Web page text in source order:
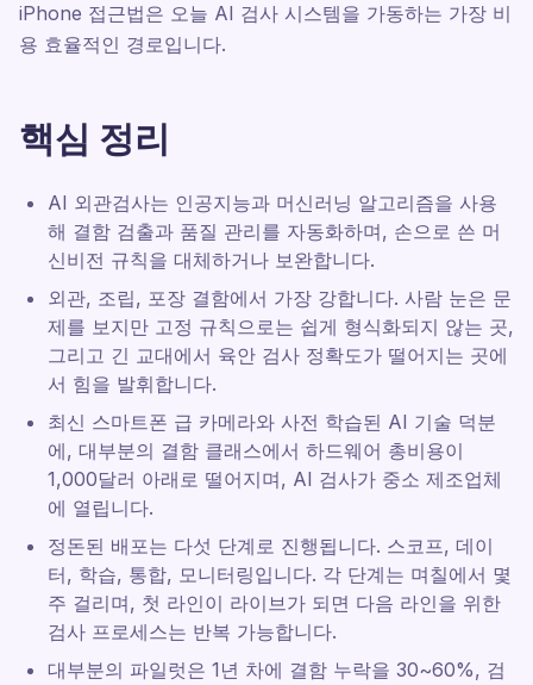
iPhone 접근법은 오늘 AI 검사 시스템을 가동하는 가장 비
용 효율적인 경로입니다.
핵심 정리
AI 외관검사는 인공지능과 머신러닝 알고리즘을 사용
해 결함 검출과 품질 관리를 자동화하며, 손으로 쓴 머
신비전 규칙을 대체하거나 보완합니다.
외관, 조립, 포장 결함에서 가장 강합니다. 사람 눈은 문
제를 보지만 고정 규칙으로는 쉽게 형식화되지 않는 곳,
그리고 긴 교대에서 육안 검사 정확도가 떨어지는 곳에
서 힘을 발휘합니다.
최신 스마트폰 급 카메라와 사전 학습된 AI 기술 덕분
에, 대부분의 결함 클래스에서 하드웨어 총비용이
1,000달러 아래로 떨어지며, AI 검사가 중소 제조업체
에 열립니다.
정돈된 배포는 다섯 단계로 진행됩니다. 스코프, 데이
터, 학습, 통합, 모니터링입니다. 각 단계는 며칠에서 몇
주 걸리며, 첫 라인이 라이브가 되면 다음 라인을 위한
검사 프로세스는 반복 가능합니다.
대부분의 파일럿은 1년 차에 결함 누락을 30~60%, 검